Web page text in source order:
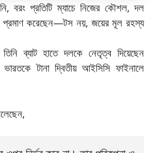
বরং প্রতিটি ম্যাচে নিজের কৌশল, দল
প্রমাণ করেছেন—টস নয়, জয়ের মূল রহস্য
তিনি ব্যাট হাতে দলকে নেতৃত্ব দিয়েছেন
টানা দ্বিতীয় আইসিসি ফাইনালে